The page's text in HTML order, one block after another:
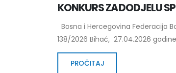
KONKURS ZA DODJELU
Bosna i Hercegovina Federacija
138/2026 Bihać, 27.04.2026
PROČITAJ